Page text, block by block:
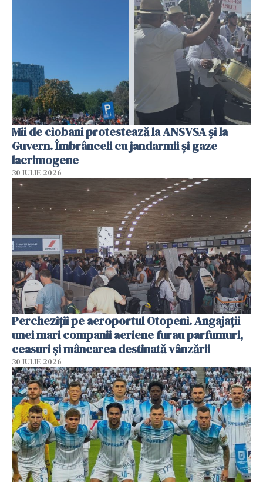
Mii de ciobani protestează la ANSVSA și la
Guvern. Îmbrânceli cu jandarmii și gaze
lacrimogene
30 IULIE 2026
Percheziții pe aeroportul Otopeni. Angajații
unei mari companii aeriene furau parfumuri,
ceasuri și mâncarea destinată vânzării
30 IULIE 2026